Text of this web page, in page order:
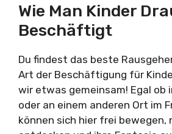
Wie Man Kinder
Beschäftigt
Du findest das beste
Art der Beschäftigung für
wir etwas gemeinsam! Egal ob
oder an einem anderen Ort im
können sich hier frei bewegen,